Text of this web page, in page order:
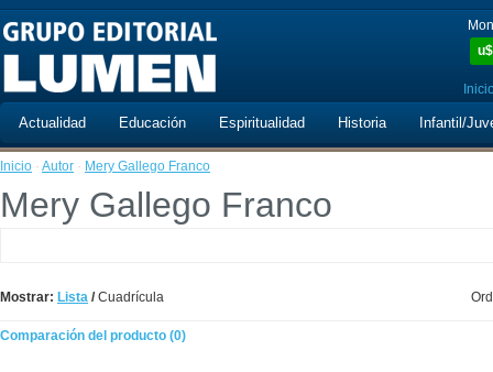
u$
Actualidad Educación Espiritualidad Historia Infantil/
Inicio · Autor · Mery Gallego Franco
Mery Gallego Franco
Mostrar: Lista /Cuadrícula
Comparación del producto (0)